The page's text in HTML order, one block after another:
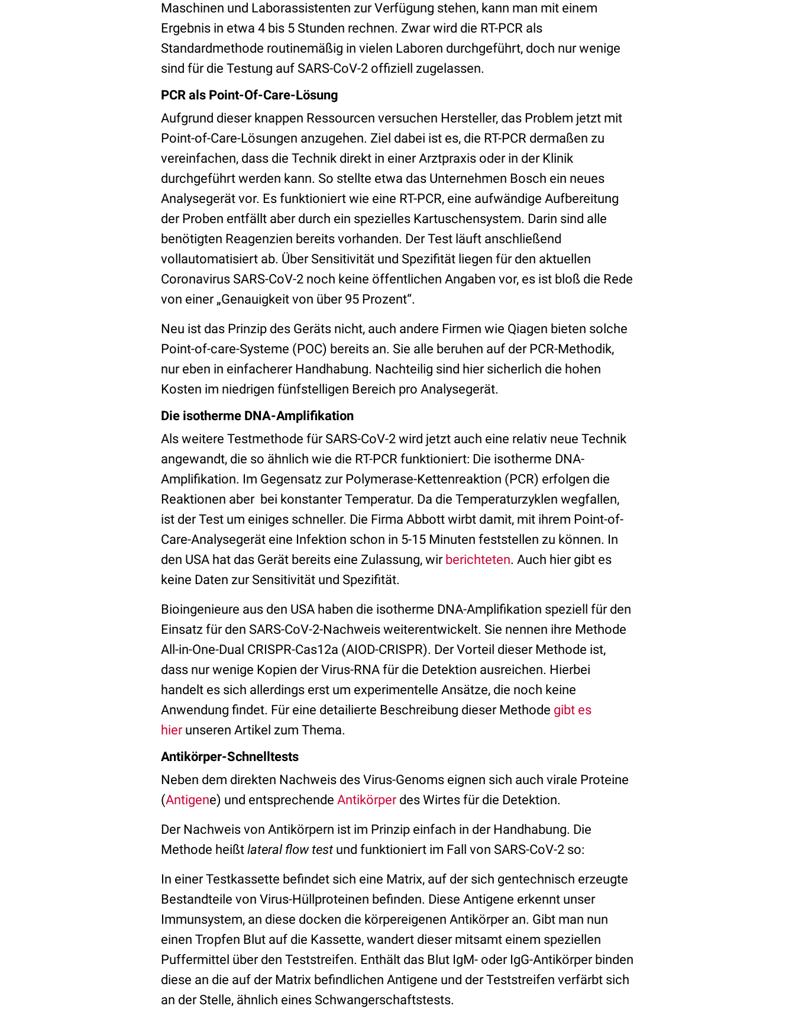
Maschinen und Laborassistenten zur Verfügung stehen, kann man mit einem
Ergebnis in etwa 4 bis 5 Stunden rechnen. Zwar wird die RT-PCR als
Standardmethode routinemäßig in vielen Laboren durchgeführt, doch nur wenige
sind für die Testung auf SARS-CoV-2 offiziell zugelassen.
PCR als Point-Of-Care-Lösung
Aufgrund dieser knappen Ressourcen versuchen Hersteller, das Problem jetzt mit
Point-of-Care-Lösungen anzugehen. Ziel dabei ist es, die RT-PCR dermaßen zu
vereinfachen, dass die Technik direkt in einer Arztpraxis oder in der Klinik
durchgeführt werden kann. So stellte etwa das Unternehmen Bosch ein neues
Analysegerät vor. Es funktioniert wie eine RT-PCR, eine aufwändige Aufbereitung
der Proben entfällt aber durch ein spezielles Kartuschensystem. Darin sind alle
benötigten Reagenzien bereits vorhanden. Der Test läuft anschließend
vollautomatisiert ab. Über Sensitivität und Spezifität liegen für den aktuellen
Coronavirus SARS-CoV-2 noch keine öffentlichen Angaben vor, es ist bloß die Rede
von einer „Genauigkeit von über 95 Prozent“.
Neu ist das Prinzip des Geräts nicht, auch andere Firmen wie Qiagen bieten solche
Point-of-care-Systeme (POC) bereits an. Sie alle beruhen auf der PCR-Methodik,
nur eben in einfacherer Handhabung. Nachteilig sind hier sicherlich die hohen
Kosten im niedrigen fünfstelligen Bereich pro Analysegerät.
Die isotherme DNA-Amplifikation
Als weitere Testmethode für SARS-CoV-2 wird jetzt auch eine relativ neue Technik
angewandt, die so ähnlich wie die RT-PCR funktioniert: Die isotherme DNA-
Amplifikation. Im Gegensatz zur Polymerase-Kettenreaktion (PCR) erfolgen die
Reaktionen aber bei konstanter Temperatur. Da die Temperaturzyklen wegfallen,
ist der Test um einiges schneller. Die Firma Abbott wirbt damit, mit ihrem Point-of-
Care-Analysegerät eine Infektion schon in 5-15 Minuten feststellen zu können. In
den USA hat das Gerät bereits eine Zulassung, wir berichteten. Auch hier gibt es
keine Daten zur Sensitivität und Spezifität.
Bioingenieure aus den USA haben die isotherme DNA-Amplifikation speziell für den
Einsatz für den SARS-CoV-2-Nachweis weiterentwickelt. Sie nennen ihre Methode
All-in-One-Dual CRISPR-Cas12a (AIOD-CRISPR). Der Vorteil dieser Methode ist,
dass nur wenige Kopien der Virus-RNA für die Detektion ausreichen. Hierbei
handelt es sich allerdings erst um experimentelle Ansätze, die noch keine
Anwendung findet. Für eine detailierte Beschreibung dieser Methode gibt es
hier unseren Artikel zum Thema.
Antikörper-Schnelltests
Neben dem direkten Nachweis des Virus-Genoms eignen sich auch virale Proteine
(Antigene) und entsprechende Antikörperdes Wirtes für die Detektion.
Der Nachweis von Antikörpern ist im Prinzip einfach in der Handhabung. Die
Methode heißt lateral flow test und funktioniert im Fall von SARS-CoV-2 so:
In einer Testkassette befindet sich eine Matrix, auf der sich gentechnisch erzeugte
Bestandteile von Virus-Hüllproteinen befinden. Diese Antigene erkennt unser
Immunsystem, an diese docken die körpereigenen Antikörper an. Gibt man nun
einen Tropfen Blut auf die Kassette, wandert dieser mitsamt einem speziellen
Puffermittel über den Teststreifen. Enthält das Blut IgM- oder IgG-Antikörper binden
diese an die auf der Matrix befindlichen Antigene und der Teststreifen verfärbt sich
an der Stelle, ähnlich eines Schwangerschaftstests.